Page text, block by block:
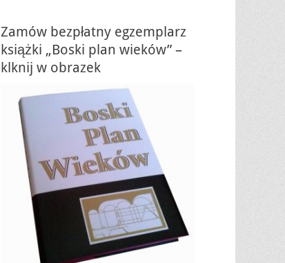
Zamów bezpłatny egzemplarz
książki „Boski plan wieków” –
klknij w obrazek